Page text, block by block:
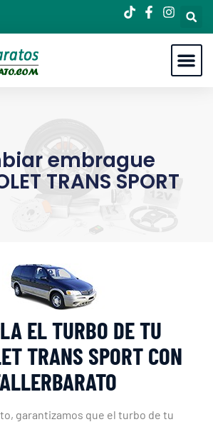
embrague
TRANS SPORT
EL TURBO DE TU
TRANS SPORT CON
garantizamos que el turbo de tu